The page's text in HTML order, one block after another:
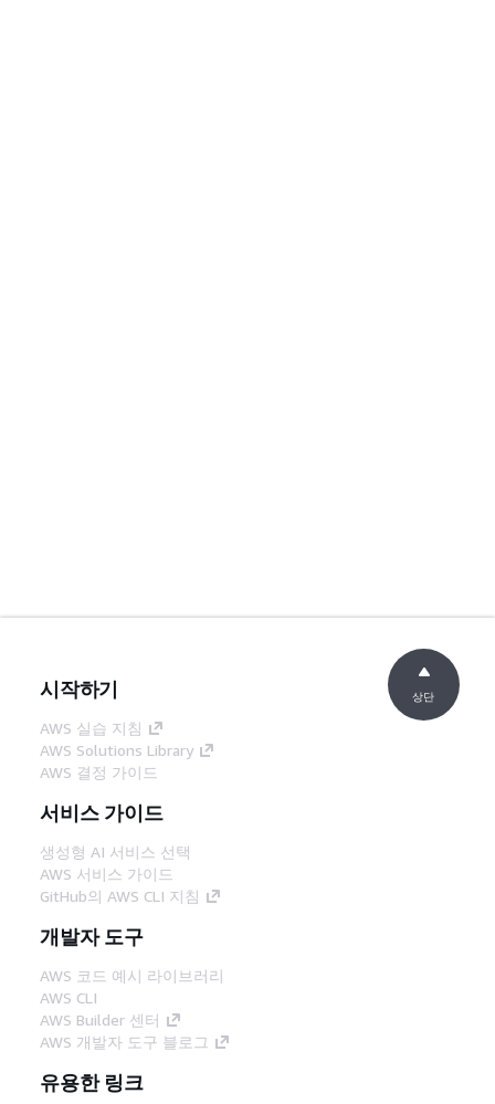
시작하기
AWS 실습 지침
AWS Solutions Library
AWS 결정 가이드
서비스 가이드
생성형 AI 서비스 선택
AWS 서비스 가이드
GitHub의 AWS CLI 지침
개발자 도구
AWS 코드 예시 라이브러리
AWS CLI
AWS Builder 센터
AWS 개발자 도구 블로그
유용한 링크
상단